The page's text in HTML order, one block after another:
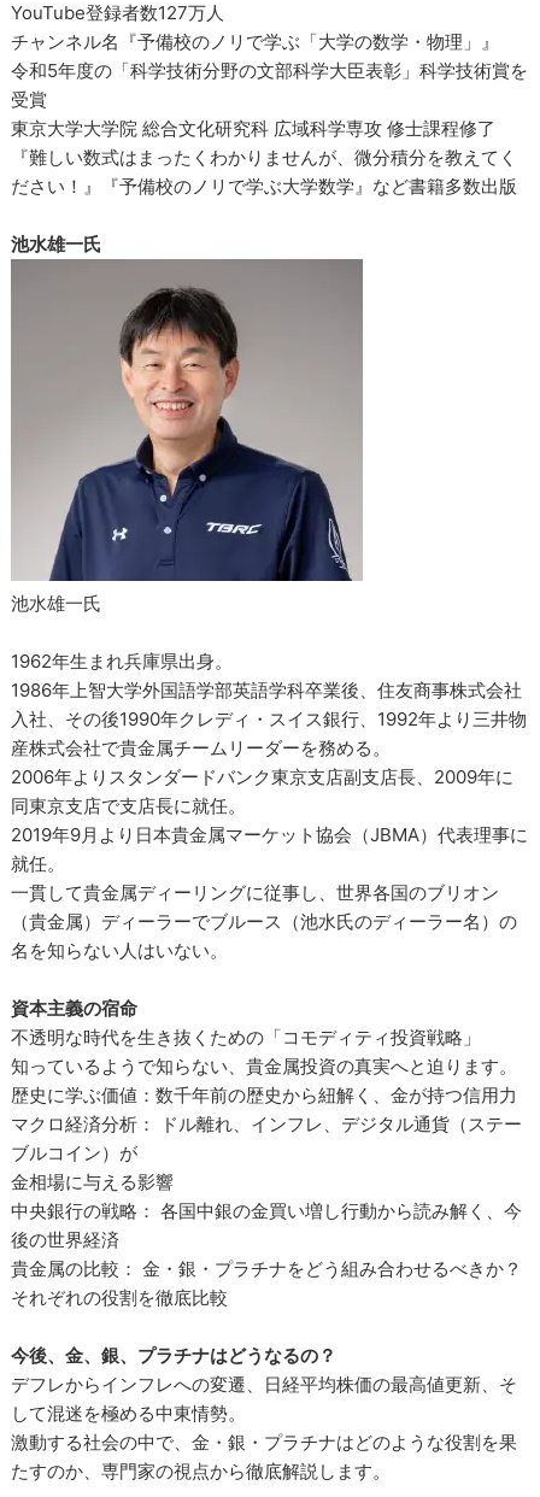
YouTube登録者数127万人
チャンネル名『予備校のノリで学ぶ「大学の数学・物理」』
令和5年度の「科学技術分野の文部科学大臣表彰」科学技術賞を
受賞
東京大学大学院 総合文化研究科 広域科学専攻 修士課程修了
『難しい数式はまったくわかりませんが、微分積分を教えてく
ださい！』『予備校のノリで学ぶ大学数学』など書籍多数出版
池水雄一氏
池水雄一氏
1962年生まれ兵庫県出身。
1986年上智大学外国語学部英語学科卒業後、住友商事株式会社
入社、その後1990年クレディ・スイス銀行、1992年より三井物
産株式会社で貴金属チームリーダーを務める。
2006年よりスタンダードバンク東京支店副支店長、2009年に
同東京支店で支店長に就任。
2019年9月より日本貴金属マーケット協会（JBMA）代表理事に
就任。
一貫して貴金属ディーリングに従事し、世界各国のブリオン
（貴金属）ディーラーでブルース（池水氏のディーラー名）の
名を知らない人はいない。
資本主義の宿命
不透明な時代を生き抜くための「コモディティ投資戦略」
知っているようで知らない、貴金属投資の真実へと迫ります。
歴史に学ぶ価値：数千年前の歴史から紐解く、金が持つ信用力
マクロ経済分析： ドル離れ、インフレ、デジタル通貨（ステー
ブルコイン）が
金相場に与える影響
中央銀行の戦略： 各国中銀の金買い増し行動から読み解く、今
後の世界経済
貴金属の比較： 金・銀・プラチナをどう組み合わせるべきか？
それぞれの役割を徹底比較
今後、金、銀、プラチナはどうなるの？
デフレからインフレへの変遷、日経平均株価の最高値更新、そ
して混迷を極める中東情勢。
激動する社会の中で、金・銀・プラチナはどのような役割を果
たすのか、専門家の視点から徹底解説します。